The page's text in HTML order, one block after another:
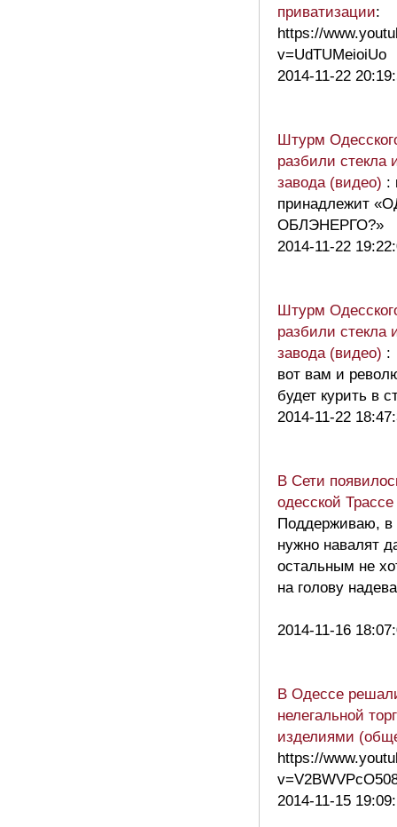
приватизации:
https://
v=UdTUMeioiUo
2014-11-22
Штурм
разбили стекла
завода (видео) :
принадлежит
ОБЛЭНЕРГО?»
2014-11-22
Штурм
разбили стекла
завода (видео) :
вот вам и
будет курить в
2014-11-22
В Сети
одесской
Поддерживаю, в
нужно навалят
остальным не
на голову
2014-11-16
В Одессе
нелегальной
изделиями
https://
2014-11-15